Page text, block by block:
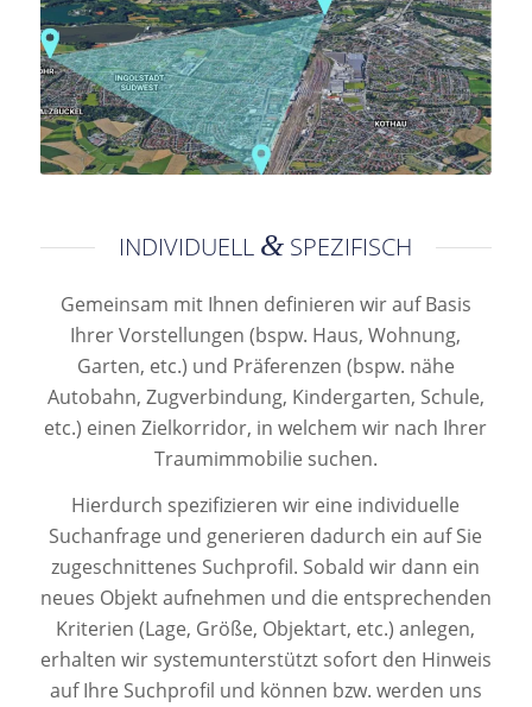
INDIVIDUELL & SPEZIFISCH
Gemeinsam mit Ihnen definieren wir auf Basis
Ihrer Vorstellungen (bspw. Haus, Wohnung,
Garten, etc.) und Präferenzen (bspw. nähe
Autobahn, Zugverbindung, Kindergarten, Schule,
etc.) einen Zielkorridor, in welchem wir nach Ihrer
Traumimmobilie suchen.
Hierdurch spezifizieren wir eine individuelle
Suchanfrage und generieren dadurch ein auf Sie
zugeschnittenes Suchprofil. Sobald wir dann ein
neues Objekt aufnehmen und die entsprechenden
Kriterien (Lage, Größe, Objektart, etc.) anlegen,
erhalten wir systemunterstützt sofort den Hinweis
auf Ihre Suchprofil und können bzw. werden uns